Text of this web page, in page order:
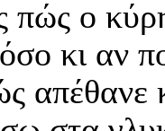
πώς ο
κι αν
απέθανε